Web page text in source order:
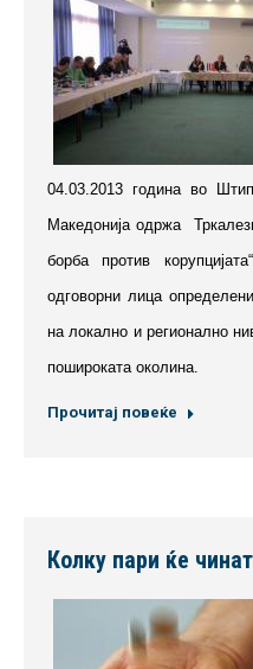
04.03.2013 година во
Македонија одржа
борба против
одговорни лица
на локално и регионално
пошироката околина.
Прочитај повеќе
Колку пари ќе